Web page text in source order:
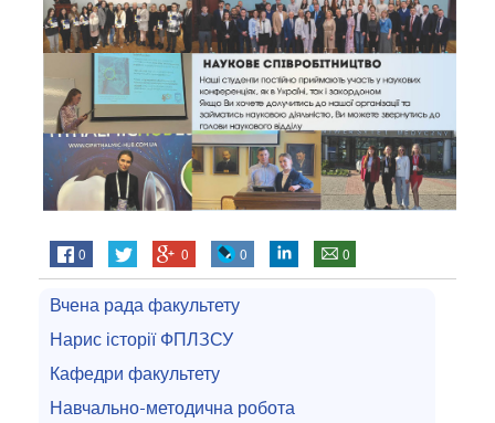
0 0 0 0
Вчена рада факультету
Нарис історії ФПЛЗСУ
Кафедри факультету
Навчально-методична робота